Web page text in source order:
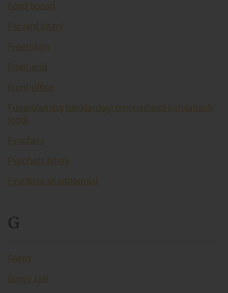
Fond bozori
Forvard bitimi
Freemium
Front-end
Front-office
Fuqarolarning banklardagi omonatlarini kafolatlash
fondi
Fyuchers
Fyuchers bitimi
Fyuchers shartnomasi
G
Garov
Garov xati